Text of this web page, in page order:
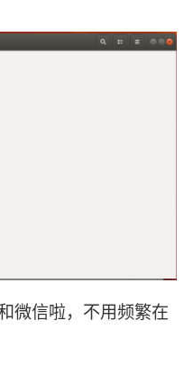
微信啦，不用频繁在